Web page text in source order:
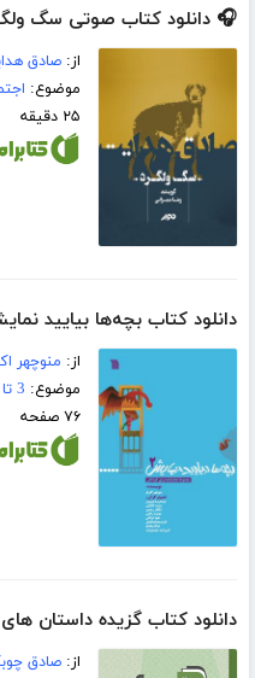
🎧 دانلود کتاب صوتی سگ
از:صادق
موضوع:
۲۵ دقیقه
دانلود کتاب بچه‌ها بیایید
از: منوچهر
موضوع: 3 تا 5 سال
۷۶ صفحه
دانلود کتاب گزیده داستان
از:صادق